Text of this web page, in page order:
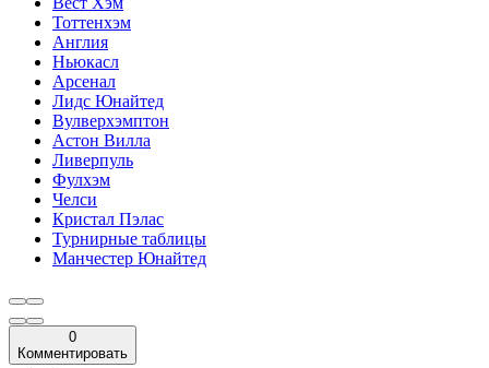
Тоттенхэм
Англия
Ньюкасл
Арсенал
Лидс Юнайтед
Вулверхэмптон
Астон Вилла
Ливерпуль
Фулхэм
Челси
Кристал Пэлас
Турнирные таблицы
Манчестер Юнайтед
0
Комментировать